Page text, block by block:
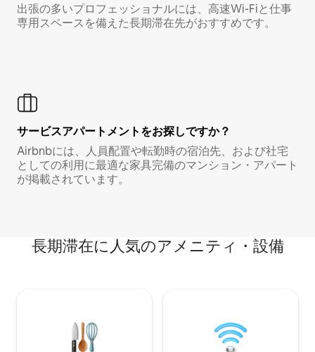
出張の多いプロフェッショナルには、高速Wi-Fiと仕事
専用スペースを備えた長期滞在先がおすすめです。
サービスアパートメントをお探しですか？
Airbnbには、人員配置や転勤時の宿泊先、および社宅
としての利用に最適な家具完備のマンション・アパート
が掲載されています。
長期滞在に人気のアメニティ・設備